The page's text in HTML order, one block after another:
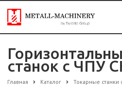
станок с ЧПУ
Главная Каталог Токарные станки